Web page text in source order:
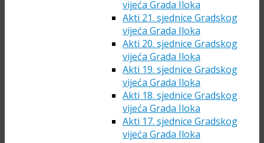
vijeća Grada Iloka
Akti 21. sjednice Gradskog
vijeća Grada Iloka
Akti 20. sjednice Gradskog
vijeća Grada Iloka
Akti 19. sjednice Gradskog
vijeća Grada Iloka
Akti 18. sjednice Gradskog
vijeća Grada Iloka
Akti 17. sjednice Gradskog
vijeća Grada Iloka